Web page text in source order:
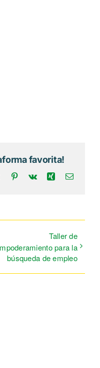
favorita!
Tumblr Pinterest
Vk XingCorreo
Taller de
para la
búsqueda de empleo